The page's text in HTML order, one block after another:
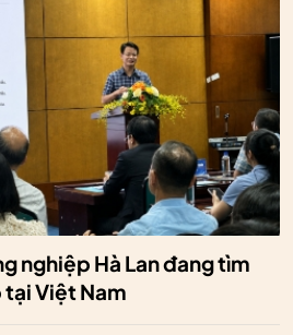
nghiệp Hà Lan đang tìm
Việt Nam